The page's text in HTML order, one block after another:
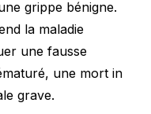
grippe bénigne.
la maladie
une fausse
une mort in
grave.